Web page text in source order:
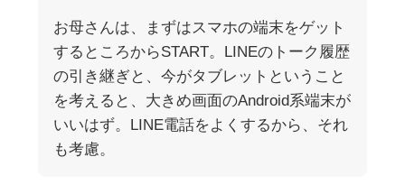
お母さんは、まずはスマホの端末をゲット
するところからSTART。LINEのトーク履歴
の引き継ぎと、今がタブレットということ
を考えると、大きめ画面のAndroid系端末が
いいはず。LINE電話をよくするから、それ
も考慮。